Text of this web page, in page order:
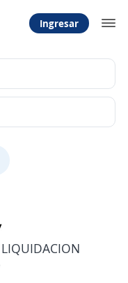
Ingresar
LIQUIDACION